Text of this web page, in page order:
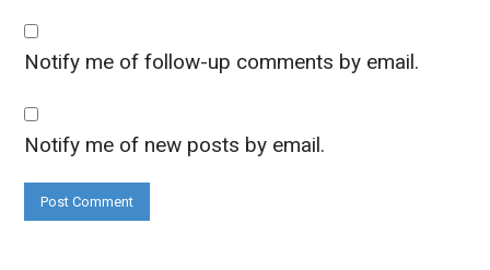
Notify me of follow-up comments by email.
Notify me of new posts by email.